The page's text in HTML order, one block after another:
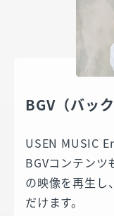
BGV（バッ
USEN MUSIC
BGVコンテンツ
の映像を再生し
だけます。